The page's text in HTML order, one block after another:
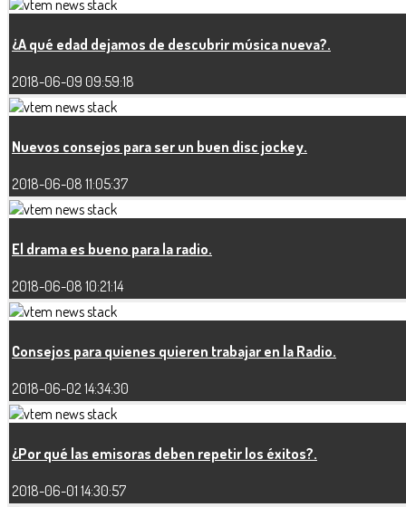
¿A qué edad dejamos de descubrir música nueva?.
2018-06-09 09:59:18
Nuevos consejos para ser un buen disc jockey.
2018-06-08 11:05:37
El drama es bueno para la radio.
2018-06-08 10:21:14
Consejos para quienes quieren trabajar en la Radio.
2018-06-02 14:34:30
¿Por qué las emisoras deben repetir los éxitos?.
2018-06-01 14:30:57